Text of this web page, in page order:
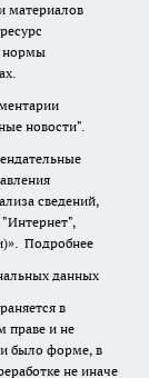
материалов
нормы
новости".
сведений,
Подробнее
данных
в
праве и не
было форме, в
не иначе